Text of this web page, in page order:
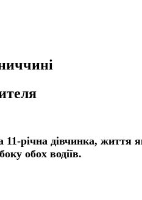
річна дівчинка, життя
обох водіїв.